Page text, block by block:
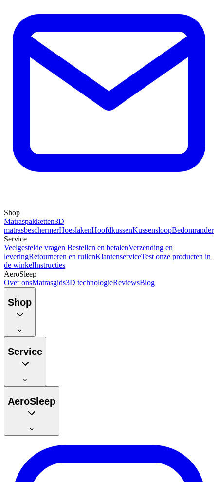
Shop
Matraspakketten3D
matrasbeschermerHoeslakenHoofdkussenKussensloopBedomrander
Service
Veelgestelde vragen Bestellen en betalenVerzending en
leveringRetourneren en ruilenKlantenserviceTest onze producten in
de winkelInstructies
AeroSleep
Over onsMatrasgids3D technologieReviewsBlog
Shop
Service
AeroSleep